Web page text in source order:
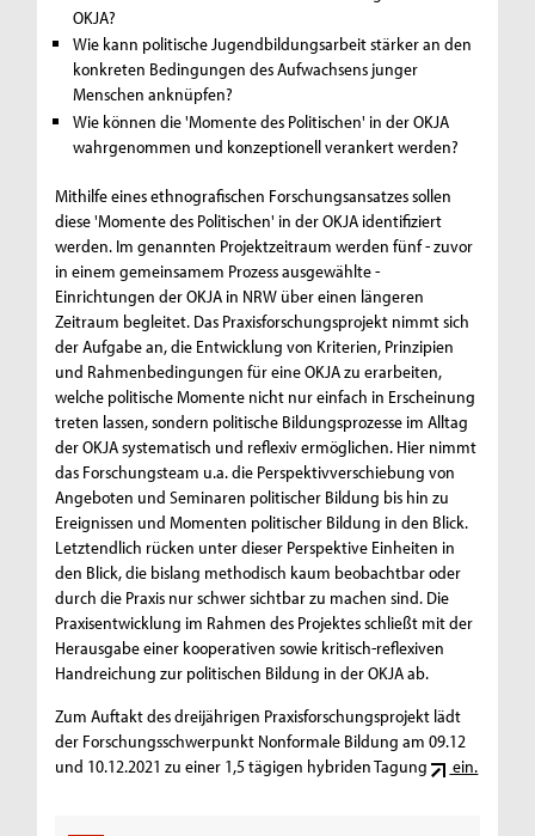
OKJA?
Wie kann politische Jugendbildungsarbeit stärker an den
konkreten Bedingungen des Aufwachsens junger
Menschen anknüpfen?
Wie können die 'Momente des Politischen' in der OKJA
wahrgenommen und konzeptionell verankert werden?
Mithilfe eines ethnografischen Forschungsansatzes sollen
diese 'Momente des Politischen' in der OKJA identifiziert
werden. Im genannten Projektzeitraum werden fünf - zuvor
in einem gemeinsamem Prozess ausgewählte -
Einrichtungen der OKJA in NRW über einen längeren
Zeitraum begleitet. Das Praxisforschungsprojekt nimmt sich
der Aufgabe an, die Entwicklung von Kriterien, Prinzipien
und Rahmenbedingungen für eine OKJA zu erarbeiten,
welche politische Momente nicht nur einfach in Erscheinung
treten lassen, sondern politische Bildungsprozesse im Alltag
der OKJA systematisch und reflexiv ermöglichen. Hier nimmt
das Forschungsteam u.a. die Perspektivverschiebung von
Angeboten und Seminaren politischer Bildung bis hin zu
Ereignissen und Momenten politischer Bildung in den Blick.
Letztendlich rücken unter dieser Perspektive Einheiten in
den Blick, die bislang methodisch kaum beobachtbar oder
durch die Praxis nur schwer sichtbar zu machen sind. Die
Praxisentwicklung im Rahmen des Projektes schließt mit der
Herausgabe einer kooperativen sowie kritisch-reflexiven
Handreichung zur politischen Bildung in der OKJA ab.
Zum Auftakt des dreijährigen Praxisforschungsprojekt lädt
der Forschungsschwerpunkt Nonformale Bildung am 09.12
und 10.12.2021 zu einer 1,5 tägigen hybriden Tagung
ein.